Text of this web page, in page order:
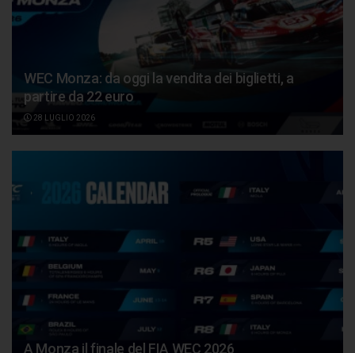
WEC Monza: da oggi la vendita dei biglietti, a
partire da 22 euro
28 LUGLIO 2026
A Monza il finale del FIA WEC 2026